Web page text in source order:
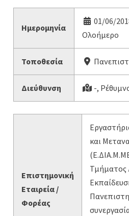
Ημερομηνία
01/06/
Ολοήμερο
Τοποθεσία
Διεύθυνση -,
Επιστημονική
Εταιρεία /
Φορέας
και
Τμήματος